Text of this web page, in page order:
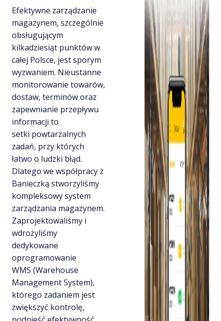
Efektywne zarządzanie
magazynem, szczególnie
obsługującym
kilkadziesiąt punktów w
całej Polsce, jest sporym
wyzwaniem. Nieustanne
monitorowanie towarów,
dostaw, terminów oraz
zapewnianie przepływu
informacji to
setki powtarzalnych
zadań, przy których
łatwo o ludzki błąd.
Dlatego we współpracy z
Banieczką stworzyliśmy
kompleksowy system
zarządzania magazynem.
Zaprojektowaliśmy i
wdrożyliśmy
dedykowane
oprogramowanie
WMS (Warehouse
Management System),
którego zadaniem jest
zwiększyć kontrolę,